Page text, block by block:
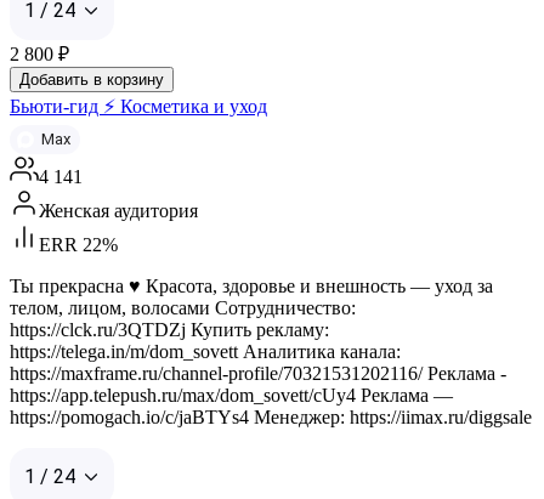
1 / 24
2 800 ₽
Добавить в корзину
Бьюти-гид ⚡ Косметика и уход
Max
4 141
Женская аудитория
ERR 22%
Ты прекрасна ♥️ Красота, здоровье и внешность — уход за
телом, лицом, волосами Сотрудничество:
https://clck.ru/3QTDZj Купить рекламу:
https://telega.in/m/dom_sovett Аналитика канала:
https://maxframe.ru/channel-profile/70321531202116/ Реклама -
https://app.telepush.ru/max/dom_sovett/cUy4 Реклама —
https://pomogach.io/c/jaBTYs4 Менеджер: https://iimax.ru/diggsale
1 / 24